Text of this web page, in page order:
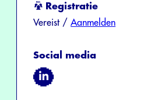
Registratie
Vereist / Aanmelden
Social media